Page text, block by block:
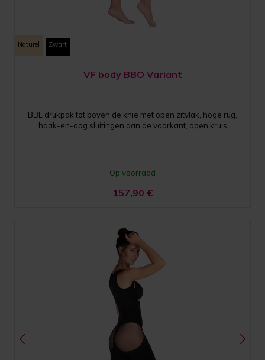
Naturel Zwart
VF body BBO Variant
BBL drukpak tot boven de knie met open zitvlak, hoge rug,
haak-en-oog sluitingen aan de voorkant, open kruis
Op voorraad
157,90 €